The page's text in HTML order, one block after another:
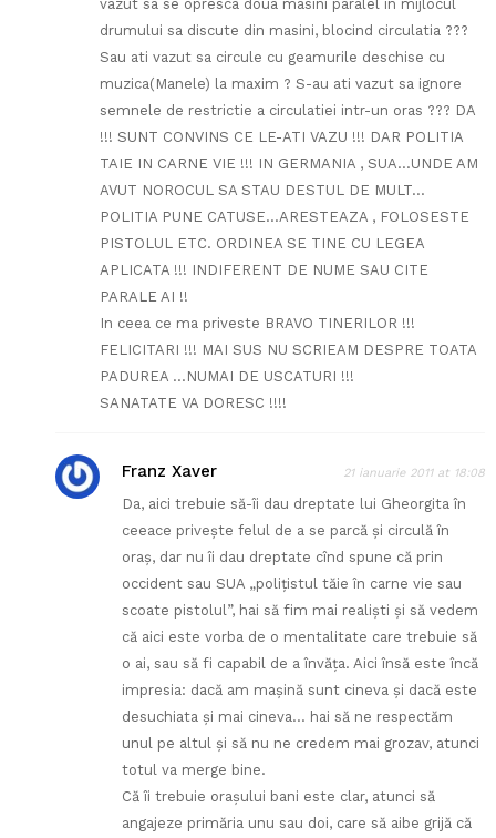
vazut sa se opresca doua masini paralel in mijlocul
drumului sa discute din masini, blocind circulatia ???
Sau ati vazut sa circule cu geamurile deschise cu
muzica(Manele) la maxim ? S-au ati vazut sa ignore
semnele de restrictie a circulatiei intr-un oras ??? DA
!!! SUNT CONVINS CE LE-ATI VAZU !!! DAR POLITIA
TAIE IN CARNE VIE !!! IN GERMANIA , SUA…UNDE AM
AVUT NOROCUL SA STAU DESTUL DE MULT…
POLITIA PUNE CATUSE…ARESTEAZA , FOLOSESTE
PISTOLUL ETC. ORDINEA SE TINE CU LEGEA
APLICATA !!! INDIFERENT DE NUME SAU CITE
PARALE AI !!
In ceea ce ma priveste BRAVO TINERILOR !!!
FELICITARI !!! MAI SUS NU SCRIEAM DESPRE TOATA
PADUREA …NUMAI DE USCATURI !!!
SANATATE VA DORESC !!!!
Franz Xaver 21 ianuarie 2011 at 18:08
Da, aici trebuie să-îi dau dreptate lui Gheorgita în
ceeace priveşte felul de a se parcă şi circulă în
oraş, dar nu îi dau dreptate cînd spune că prin
occident sau SUA „poliţistul tăie în carne vie sau
scoate pistolul”, hai să fim mai realişti şi să vedem
că aici este vorba de o mentalitate care trebuie să
o ai, sau să fi capabil de a învăţa. Aici însă este încă
impresia: dacă am maşină sunt cineva şi dacă este
desuchiata şi mai cineva… hai să ne respectăm
unul pe altul şi să nu ne credem mai grozav, atunci
totul va merge bine.
Că îi trebuie oraşului bani este clar, atunci să
angajeze primăria unu sau doi, care să aibe grijă că